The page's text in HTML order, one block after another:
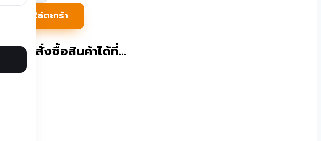
แบบ
หยิบใส่ตะกร้า
ติดต่อสั่งซื้อสินค้าได้ที่…